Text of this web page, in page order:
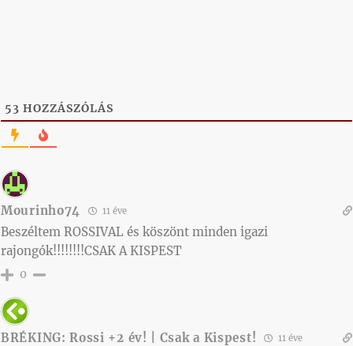
53 HOZZÁSZÓLÁS
Mourinho74 11 éve
Beszéltem ROSSIVAL és köszönt minden igazi
rajongók!!!!!!!!CSAK A KISPEST
0
BRÉKING: Rossi +2 év! | Csak a Kispest! 11 éve